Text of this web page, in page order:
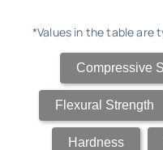
*Values in the table are
Compressive
Flexural Strength
Hardness